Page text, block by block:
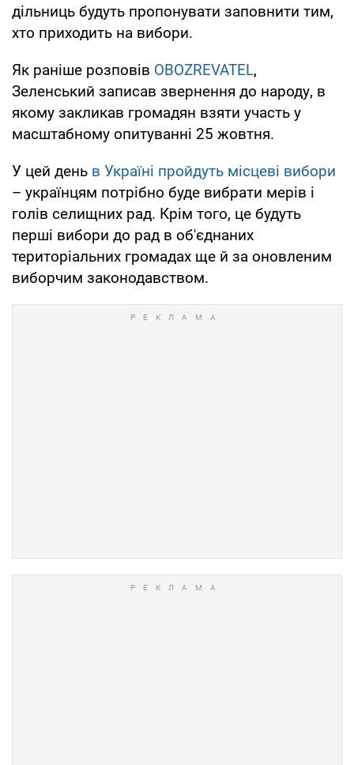
дільниць будуть пропонувати заповнити тим,
хто приходить на вибори.
Як раніше розповів OBOZREVATEL,
Зеленський записав звернення до народу, в
якому закликав громадян взяти участь у
масштабному опитуванні 25 жовтня.
У цей день в Україні пройдуть місцеві вибори
– українцям потрібно буде вибрати мерів і
голів селищних рад. Крім того, це будуть
перші вибори до рад в об'єднаних
територіальних громадах ще й за оновленим
виборчим законодавством.